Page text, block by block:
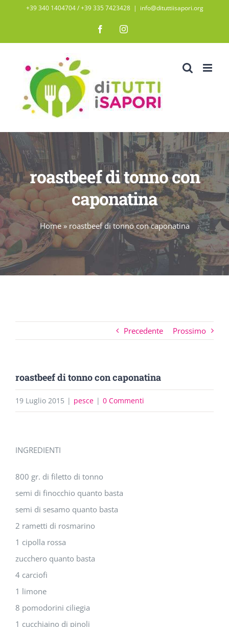
contenuto
+39 340 1404704 / ‭+39 335 7423428‬ | info@dituttiisapori.org
FacebookInstagram
roastbeef di tonno con
caponatina
Home» roastbeef di tonno con caponatina
Precedente Prossimo
roastbeef di tonno con caponatina
19 Luglio 2015 | pesce | 0 Commenti
immagine
INGREDIENTI
800 gr. di filetto di tonno
semi di finocchio quanto basta
semi di sesamo quanto basta
2 rametti di rosmarino
1 cipolla rossa
zucchero quanto basta
4 carciofi
1 limone
8 pomodorini ciliegia
1 cucchiaino di pinoli